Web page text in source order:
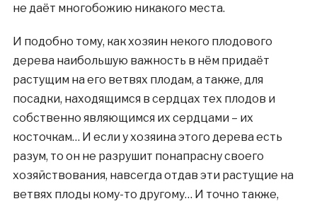
не даёт многобожию никакого места.
И подобно тому, как хозяин некого плодового
дерева наибольшую важность в нём придаёт
растущим на его ветвях плодам, а также, для
посадки, находящимся в сердцах тех плодов и
собственно являющимся их сердцами – их
косточкам… И если у хозяина этого дерева есть
разум, то он не разрушит понапрасну своего
хозяйствования, навсегда отдав эти растущие на
ветвях плоды кому-то другому… И точно также,